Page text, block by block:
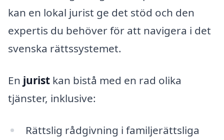
kan en lokal jurist ge det stöd och den
expertis du behöver för att navigera i det
svenska rättssystemet.
En jurist kan bistå med en rad olika
tjänster, inklusive:
Rättslig rådgivning i familjerättsliga